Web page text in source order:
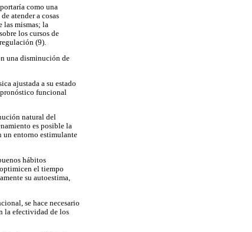
como una
atender a cosas
las mismas; la
los cursos de
(9).
una disminución de
ajustada a su estado
funcional
natural del
es posible la
un entorno estimulante
hábitos
el tiempo
su autoestima,
se hace necesario
la efectividad de los